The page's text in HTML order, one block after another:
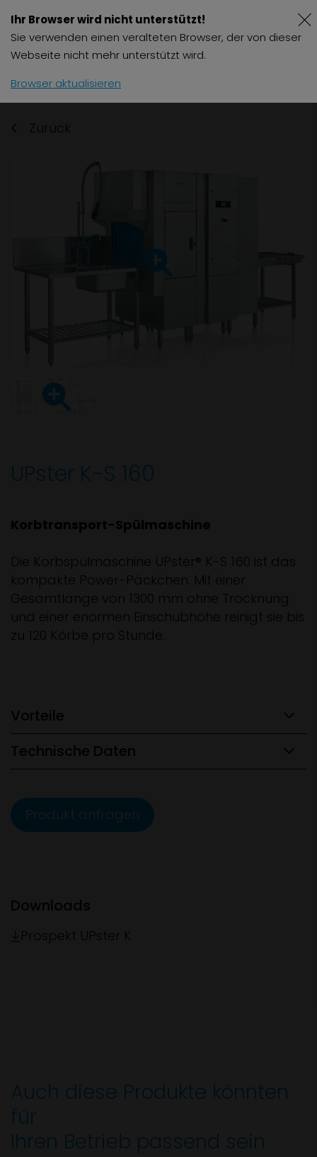
Zurück
UPster K-S 160
Korbtransport-Spülmaschine
Die Korbspülmaschine UPster® K-S 160 ist das
kompakte Power-Päckchen. Mit einer
Gesamtlänge von 1300 mm ohne Trocknung
und einer enormen Einschubhöhe reinigt sie bis
zu 120 Körbe pro Stunde.
Vorteile
Technische Daten
Produkt anfragen
Downloads
Prospekt UPster K
Auch diese Produkte könnten
für
Ihren Betrieb passend sein
Ihr Browser wird nicht unterstützt!
Sie verwenden einen veralteten Browser, der von dieser
Webseite nicht mehr unterstützt wird.
Browser aktualisieren